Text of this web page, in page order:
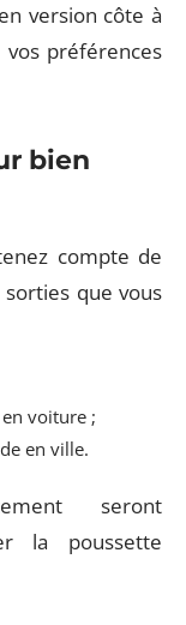
version côte à
vos préférences
bien
compte de
que vous
voiture ;
en ville.
seront
la poussette